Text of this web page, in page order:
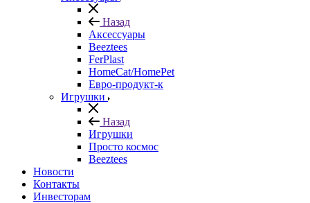
Назад
Аксессуары
Beeztees
FerPlast
HomeCat/HomePet
Евро-продукт-к
Игрушки
Назад
Игрушки
Просто космос
Beeztees
Новости
Контакты
Инвесторам